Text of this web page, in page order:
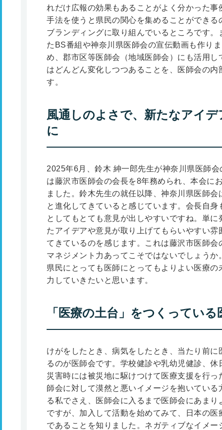
れだけ広報の効果もあることがよく分かった
手法を使うと県民の関心を集めることができ
ブランディングに取り組んでいるところです
たBS番組や神奈川県医師会の宣伝動画も作り
め、郡市区等医師会（地域医師会）にも活用
はどんどん変化しつつあることを、医師会の
す。
風通しのよさで、新たなアイ
に
2025年6月、鈴木 紳一郎先生が神奈川県医師
は藤沢市医師会の会長を8年務められ、本会に
ました。鈴木先生の就任以降、神奈川県医師
と進化してきていると感じています。会長自
としてもとても意見が出しやすいですね。単
たアイデアや意見が取り上げてもらいやすい
てきているのを感じます。これは藤沢市医師
マネジメント力あってこそではないでしょう
県民にとっても医師にとってもよりよい医療
力していきたいと思います。
「医療の土台」をつくっている
けがをしたとき、病気をしたとき、当たり前
るのが医師会です。学校健診や乳幼児健診、
災害時には被災地に駆けつけて医療支援を行
師会に対して漠然と悪いイメージを抱いてい
る私でさえ、医師会に入るまで医師会にあま
ですが、加入して活動を始めてみて、日本の
であることを知りました。ネガティブなイメ